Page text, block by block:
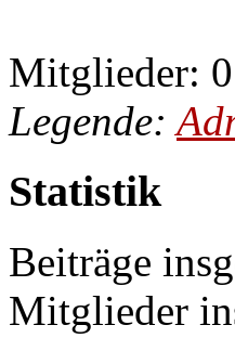
Mitglieder:
Legende:
Statistik
Beiträge
Mitglieder